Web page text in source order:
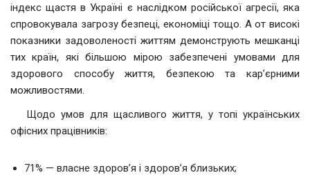
індекс щастя в Україні є наслідком російської агресії, яка
спровокувала загрозу безпеці, економіці тощо. А от високі
показники задоволеності життям демонструють мешканці
тих країн, які більшою мірою забезпечені умовами для
здорового способу життя, безпекою та кар’єрними
можливостями.
Щодо умов для щасливого життя, у топі українських
офісних працівників:
71% — власне здоров’я і здоров’я близьких;